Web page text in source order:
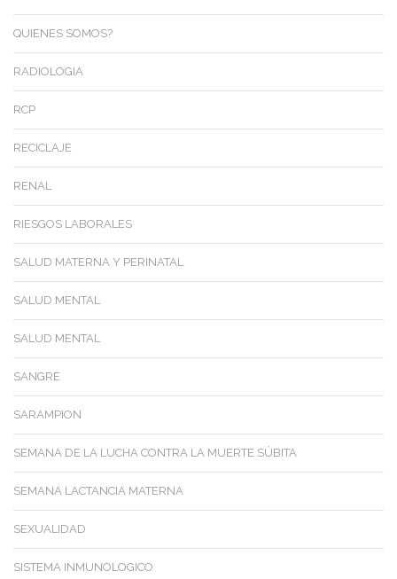
QUIENES SOMOS?
RADIOLOGIA
RCP
RECICLAJE
RENAL
RIESGOS LABORALES
SALUD MATERNA Y PERINATAL
SALUD MENTAL
SALUD MENTAL
SANGRE
SARAMPION
SEMANA DE LA LUCHA CONTRA LA MUERTE SÚBITA
SEMANA LACTANCIA MATERNA
SEXUALIDAD
SISTEMA INMUNOLOGICO